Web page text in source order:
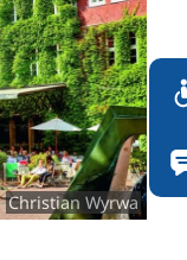
Christian Wyrwa